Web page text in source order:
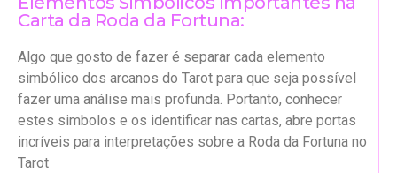
Carta da Roda da Fortuna:
Algo que gosto de fazer é separar cada elemento
simbólico dos arcanos do Tarot para que seja possível
fazer uma análise mais profunda. Portanto, conhecer
estes simbolos e os identificar nas cartas, abre portas
incríveis para interpretações sobre a Roda da Fortuna no
Tarot